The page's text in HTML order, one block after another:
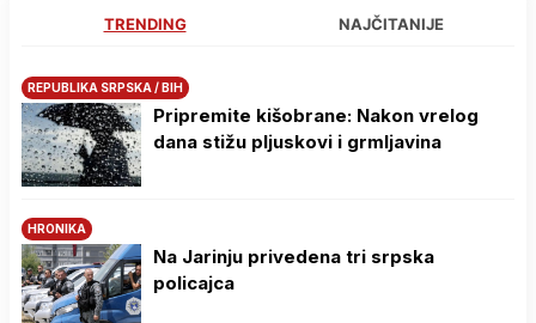
TRENDING NAJČITANIJE
REPUBLIKA SRPSKA / BIH
Pripremite kišobrane: Nakon vrelog
dana stižu pljuskovi i grmljavina
HRONIKA
Na Јarinju privedena tri srpska
policajca